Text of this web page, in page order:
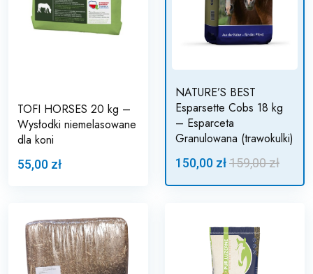
TOFI HORSES 20 kg –
Wysłodki niemelasowane
dla koni
55,00 zł
NATURE’S BEST
Esparsette Cobs 18 kg
– Esparceta
Granulowana (trawokulki)
150,00 zł159,00 zł